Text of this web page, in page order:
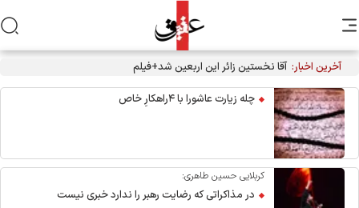
آخرین اخبار: آقا نخستین زائر این اربعین شد+فیلم
چله زیارت عاشورا با ۴راهکارِ خاص
کربلایی حسین طاهری:
در مذاکراتی که رضایت رهبر را ندارد خبری نیست